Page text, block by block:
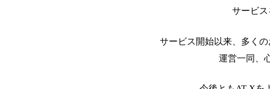
サービ
サービス開始以来、多く
運営一同、